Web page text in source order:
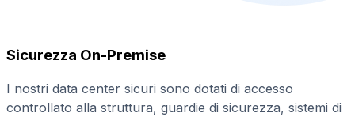
Sicurezza On-Premise
I nostri data center sicuri sono dotati di accesso
controllato alla struttura, guardie di sicurezza, sistemi di